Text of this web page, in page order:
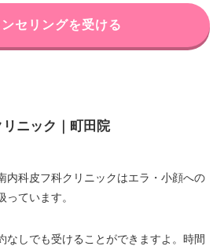
ンセリングを受ける
ニック｜町田院
内科皮フ科クリニックはエラ・小顔への
ています。
なしでも受けることができますよ。時間